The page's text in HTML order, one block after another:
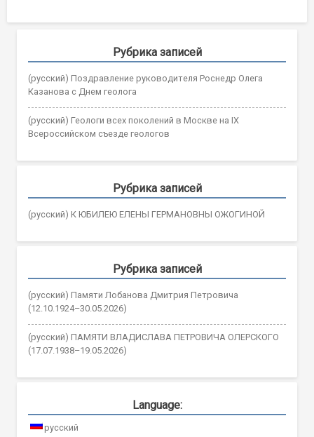
Рубрика записей
(русский) Поздравление руководителя Роснедр Олега
Казанова с Днем геолога
(русский) Геологи всех поколений в Москве на IX
Всероссийском съезде геологов
Рубрика записей
(русский) К ЮБИЛЕЮ ЕЛЕНЫ ГЕРМАНОВНЫ ОЖОГИНОЙ
Рубрика записей
(русский) Памяти Лобанова Дмитрия Петровича
(12.10.1924–30.05.2026)
(русский) ПАМЯТИ ВЛАДИСЛАВА ПЕТРОВИЧА ОЛЕРСКОГО
(17.07.1938–19.05.2026)
Language:
русский